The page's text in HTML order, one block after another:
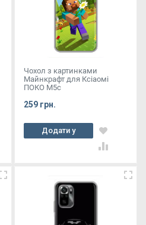
Чохол з картинками
Майнкрафт для Ксіаомі
ПОКО М5с
259 грн.
Додати у
кошик